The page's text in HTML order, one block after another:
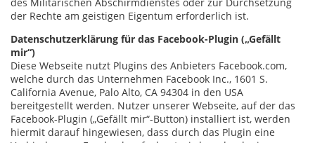
der Rechte am geistigen Eigentum erforderlich ist.
Datenschutzerklärung für das Facebook-Plugin („Gefällt
mir“)
Diese Webseite nutzt Plugins des Anbieters Facebook.com,
welche durch das Unternehmen Facebook Inc., 1601 S.
California Avenue, Palo Alto, CA 94304 in den USA
bereitgestellt werden. Nutzer unserer Webseite, auf der das
Facebook-Plugin („Gefällt mir“-Button) installiert ist, werden
hiermit darauf hingewiesen, dass durch das Plugin eine